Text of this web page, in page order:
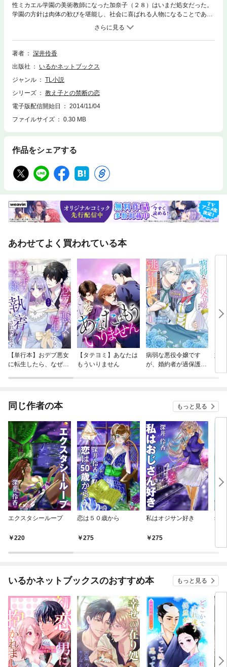
性ミカエル学園の美術教師になった加奈子（２８）はいまだ処女だった。
学園の方針は肉体の歓びを堪能し、社会に喜ばれる人物になることであ
る。加奈子はドクターに名器の持ち主なのに、使わないと錆びると言われ
る。修道院にいた加奈子は男性経験がなかったので焦る。体育教師の東先
生にイジラレ、蜜穴が開花し処女を失いかける。しかし、心は高校二年生
の庸平に向かう。その彼から、先生の処女が欲しいから、あと二年、待っ
著者
深井伶香
出版社
いるかネットブックス
ジャンル
TL小説
シリーズ
教え子との禁断の恋
電子版配信開始日
2014/11/04
ファイルサイズ
0.30 MB
作品をシェアする
あわせてよく買われている本
【単行本】おデブ悪女
に転生したら、なぜか
【タテヨミ】あなたは
もういりません
病弱な悪役令嬢です
が、婚約者が過保護す
妹
同じ作者の本 もっと見る
エクスタシーループ
220
恋は５０歳から
275
私はオジサン好き
275
幼
いるかネットブックスのおすすめ本 もっと見る